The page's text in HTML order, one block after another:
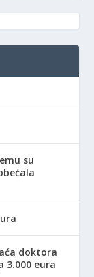
su
doktora
3.000 eura